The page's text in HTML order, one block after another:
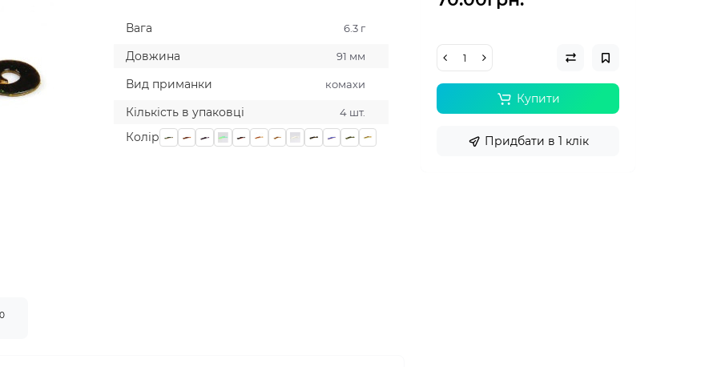
Вага 6.3 г
Довжина 91 мм
Вид приманки комахи
Кількість в упаковці 4 шт.
Колiр
Купити
Придбати в 1 клік
0